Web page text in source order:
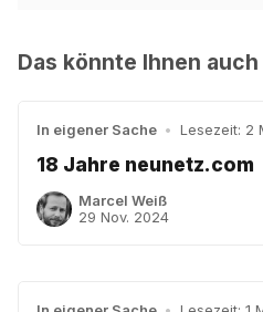
Das könnte Ihnen
In eigener Sache • Lesezeit: 2
18 Jahre neunetz.com
Marcel Weiß
29 Nov. 2024